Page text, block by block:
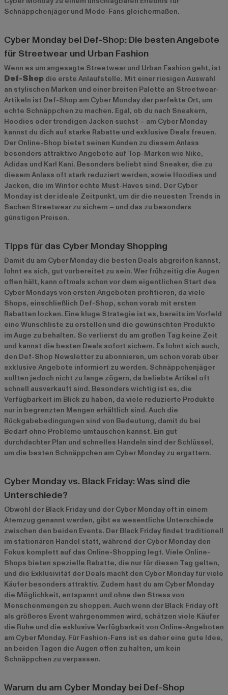
Schnäppchenjäger und Mode-Fans gleichermaßen.
Cyber Monday bei Def-Shop: Die besten Angebote
für Streetwear und Urban Fashion
Wenn es um angesagte Streetwear und Urban Fashion geht, ist
Def-Shop die erste Anlaufstelle. Mit einer riesigen Auswahl
an stylischen Marken und einer breiten Palette an Streetwear-
Artikeln ist Def-Shop am Cyber Monday der perfekte Ort, um
echte Schnäppchen zu machen. Egal, ob du nach Sneakern,
Hoodies oder trendigen Jacken suchst – am Cyber Monday
kannst du dich auf starke Rabatte und exklusive Deals freuen.
Der Online-Shop bietet seinen Kunden zu diesem Anlass
besonders attraktive Angebote auf Top-Marken wie Nike,
Adidas und Karl Kani. Besonders beliebt sind Sneaker, die zu
diesem Anlass oft stark reduziert werden, sowie Hoodies und
Jacken, die im Winter echte Must-Haves sind. Der Cyber
Monday ist der ideale Zeitpunkt, um dir die neuesten Trends in
Sachen Streetwear zu sichern – und das zu besonders
günstigen Preisen.
Tipps für das Cyber Monday Shopping
Damit du am Cyber Monday die besten Deals abgreifen kannst,
lohnt es sich, gut vorbereitet zu sein. Wer frühzeitig die Augen
offen hält, kann oftmals schon vor dem eigentlichen Start des
Cyber Mondays von ersten Angeboten profitieren, da viele
Shops, einschließlich Def-Shop, schon vorab mit ersten
Rabatten locken. Eine kluge Strategie ist es, bereits im Vorfeld
eine Wunschliste zu erstellen und die gewünschten Produkte
im Auge zu behalten. So verlierst du am großen Tag keine Zeit
und kannst die besten Deals sofort sichern. Es lohnt sich auch,
den Def-Shop Newsletter zu abonnieren, um schon vorab über
exklusive Angebote informiert zu werden. Schnäppchenjäger
sollten jedoch nicht zu lange zögern, da beliebte Artikel oft
schnell ausverkauft sind. Besonders wichtig ist es, die
Verfügbarkeit im Blick zu haben, da viele reduzierte Produkte
nur in begrenzten Mengen erhältlich sind. Auch die
Rückgabebedingungen sind von Bedeutung, damit du bei
Bedarf ohne Probleme umtauschen kannst. Ein gut
durchdachter Plan und schnelles Handeln sind der Schlüssel,
um die besten Schnäppchen am Cyber Monday zu ergattern.
Cyber Monday vs. Black Friday: Was sind die
Unterschiede?
Obwohl der Black Friday und der Cyber Monday oft in einem
Atemzug genannt werden, gibt es wesentliche Unterschiede
zwischen den beiden Events. Der Black Friday findet traditionell
im stationären Handel statt, während der Cyber Monday den
Fokus komplett auf das Online-Shopping legt. Viele Online-
Shops bieten spezielle Rabatte, die nur für diesen Tag gelten,
und die Exklusivität der Deals macht den Cyber Monday für viele
Käufer besonders attraktiv. Zudem hast du am Cyber Monday
die Möglichkeit, entspannt und ohne den Stress von
Menschenmengen zu shoppen. Auch wenn der Black Friday oft
als größeres Event wahrgenommen wird, schätzen viele Käufer
die Ruhe und die exklusive Verfügbarkeit von Online-Angeboten
am Cyber Monday. Für Fashion-Fans ist es daher eine gute Idee,
an beiden Tagen die Augen offen zu halten, um kein
Schnäppchen zu verpassen.
Warum du am Cyber Monday bei Def-Shop